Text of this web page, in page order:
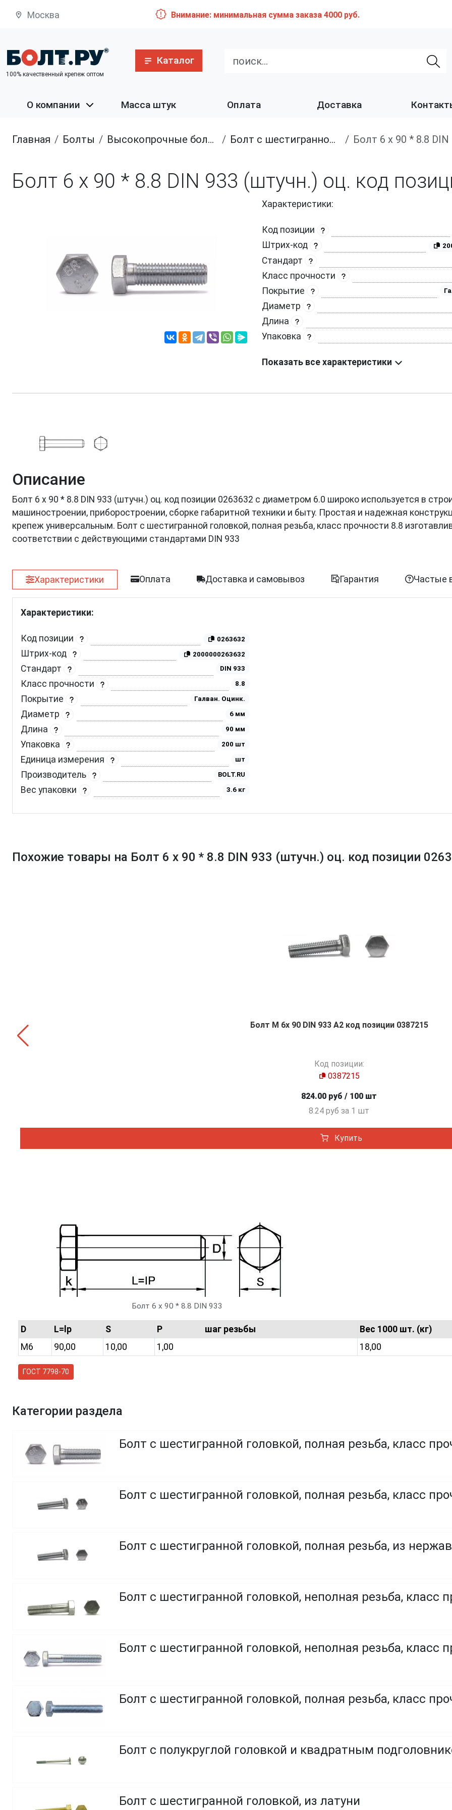
Москва Внимание: минимальная сумма заказа 4000 руб.
100% качественный крепеж оптом
Каталог
О компании Масса штук Оплата Доставка
Главная болты высокопрочные болты Болт с шестигранной головкой, полная резьба, класс прочности 8.8 Болт 6 х 90 * 8.8
Болт 6 х 90 * 8.8 DIN 933 (штучн.) оц. код
Характеристики:
Код позиции
Штрих-код
Стандарт
Класс прочности
Покрытие
Диаметр
Длина
Упаковка
Показать все характеристики
Описание
Болт 6 х 90 * 8.8 DIN 933 (штучн.) оц. код позиции 0263632 с диаметром 6.0 широко используется в
машиностроении, приборостроении, сборке габаритной техники и быту. Простая и надежная
крепеж универсальным. Болт с шестигранной головкой, полная резьба, класс прочности 8.8
соответствии с действующими стандартами DIN 933
Характеристики Оплата Доставка и самовывоз Гарантия Частые
Характеристики:
Код позиции 0263632
Штрих-код 2000000263632
Стандарт DIN 933
Класс прочности 8.8
Покрытие Галван. Оцинк.
Диаметр 6 мм
Длина 90 мм
Упаковка 200 шт
Единица измерения шт
Производитель BOLT.RU
Вес упаковки 3.6 кг
Похожие товары на Болт 6 х 90 * 8.8 DIN 933 (штучн.) оц. код позиции
Болт М 6х 90 DIN 933 A2 код позиции 0387215
Код позиции:
0387215
824.00 руб / 100 шт
8.24 руб за 1 шт
Купить
Болт 6 х 90 * 8.8 DIN 933
D L=lp S P шаг резьбы
Вес 1000 шт. (кг)
M6
90,00 10,00 1,00 18,00
ГОСТ 7798-70
Категории раздела
Болт с шестигранной головкой, полная резьба, класс
Болт с шестигранной головкой, полная резьба, класс
Болт с шестигранной головкой, полная резьба, из
Болт с шестигранной головкой, неполная резьба, класс
Болт с шестигранной головкой, неполная резьба, класс
Болт с шестигранной головкой, полная резьба, класс
Болт с полукруглой головкой и квадратным
Болт с шестигранной головкой, из латуни